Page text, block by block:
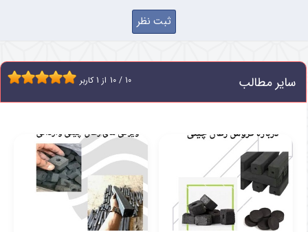
سایر مطالب 10 / 10 از 1 کاربر